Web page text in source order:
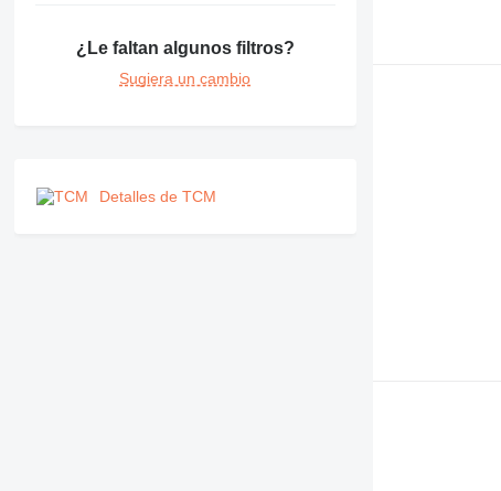
¿Le faltan algunos filtros?
Sugiera un cambio
Detalles de TCM